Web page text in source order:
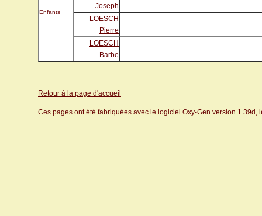
Enfants
Joseph
LOESCH
Pierre
LOESCH
Barbe
Retour à la page d'accueil
Ces pages ont été fabriquées avec le logiciel Oxy-Gen version 1.39d,